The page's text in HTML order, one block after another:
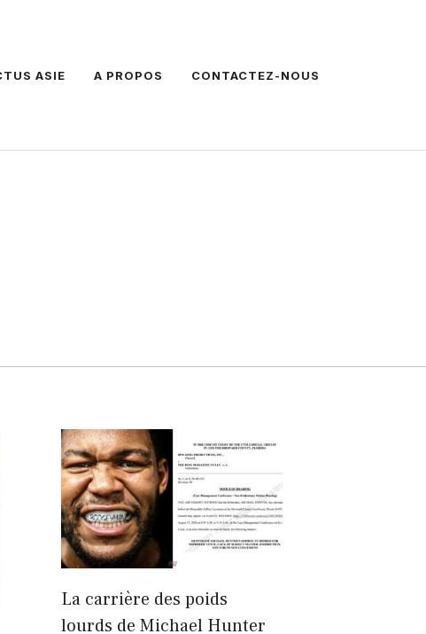
ASIE A PROPOS CONTACTEZ-NOUS
La carrière des poids
lourds de Michael Hunter